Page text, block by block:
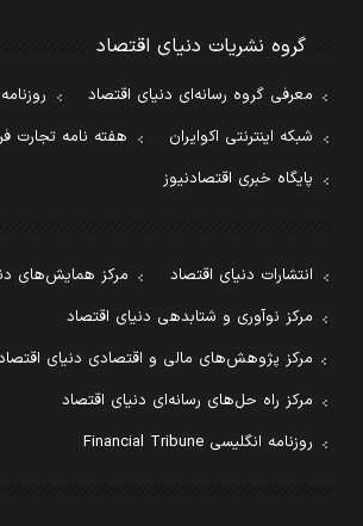
گروه نشریات دنیای اقتصاد
معرفی گروه رسانه‌ای دنیای اقتصاد
شبکه اینترنتی اکوایران
هفته نامه تجارت
پایگاه خبری اقتصادنیوز
انتشارات دنیای اقتصاد
مرکز همایش‌های
مرکز نوآوری و شتابدهی دنیای اقتصاد
مرکز پژوهش‌های مالی و اقتصادی دنیای
مرکز راه حل‌های رسانه‌ای دنیای اقتصاد
روزنامه انگلیسی Financial Tribune